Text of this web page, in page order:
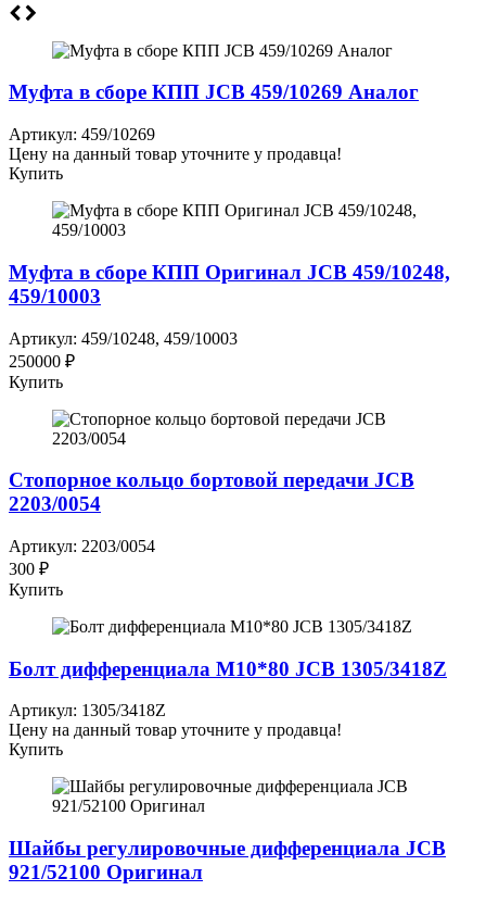
Муфта в сборе КПП JCB 459/10269 Аналог
Артикул: 459/10269
Цену на данный товар уточните у продавца!
Купить
Муфта в сборе КПП Оригинал JCB 459/10248,
459/10003
Артикул: 459/10248, 459/10003
250000 ₽
Купить
Стопорное кольцо бортовой передачи JCB
2203/0054
Артикул: 2203/0054
300 ₽
Купить
Болт дифференциала М10*80 JCB 1305/3418Z
Артикул: 1305/3418Z
Цену на данный товар уточните у продавца!
Купить
Шайбы регулировочные дифференциала JCB
921/52100 Оригинал